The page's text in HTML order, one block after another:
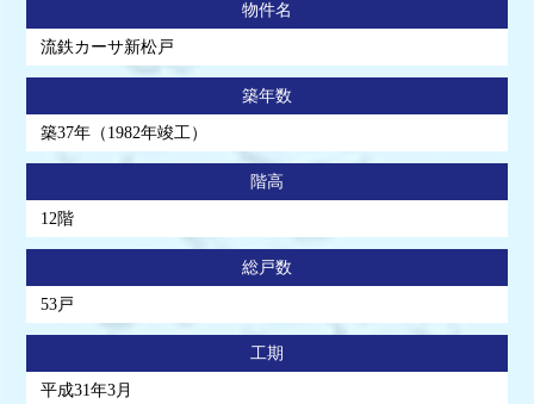
物件名
流鉄カーサ新松戸
築年数
築37年（1982年竣工）
階高
12階
総戸数
53戸
工期
平成31年3月